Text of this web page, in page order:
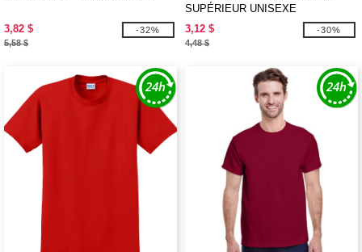
3,82 $
5,58 $
-32%
SUPÉRIEUR UNISEXE
3,12 $
4,48 $
-30%